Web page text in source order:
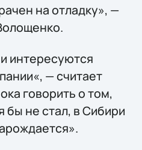
на отладку», —
интересуются
— считает
говорить о том,
бы не стал, в Сибири